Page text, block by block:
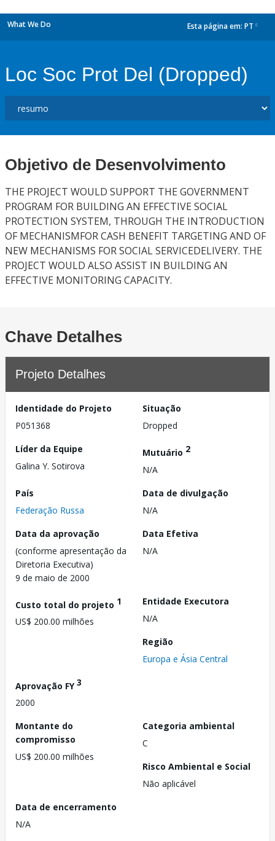
What We Do Esta página em: PT
Loc Soc Prot Del (Dropped)
Objetivo de Desenvolvimento
THE PROJECT WOULD SUPPORT THE GOVERNMENT
PROGRAM FOR BUILDING AN EFFECTIVE SOCIAL
PROTECTION SYSTEM, THROUGH THE INTRODUCTION
OF MECHANISMFOR CASH BENEFIT TARGETING AND OF
NEW MECHANISMS FOR SOCIAL SERVICEDELIVERY. THE
PROJECT WOULD ALSO ASSIST IN BUILDING AN
EFFECTIVE MONITORING CAPACITY.
Chave Detalhes
Projeto Detalhes
Identidade do Projeto
P051368
Situação
Dropped
Líder da Equipe
Galina Y. Sotirova
Mutuário 2
N/A
País
Federação Russa
Data de divulgação
N/A
Data da aprovação
(conforme apresentação da
Diretoria Executiva)
9 de maio de 2000
Data Efetiva
N/A
Custo total do projeto 1
US$ 200.00 milhões
Entidade Executora
N/A
Região
Europa e Ásia Central
Aprovação FY3
2000
Montante do
compromisso
US$ 200.00 milhões
Categoria ambiental
C
Risco Ambiental e Social
Não aplicável
Data de encerramento
N/A